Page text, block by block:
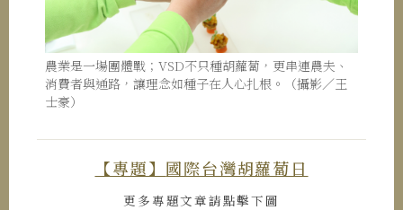
農業是一場團體戰；VSD不只種胡蘿蔔，更串連農夫、
消費者與通路，讓理念如種子在人心扎根。（攝影／王
士豪）
【專題】 國際台灣胡蘿蔔日
更多專題文章請點擊下圖